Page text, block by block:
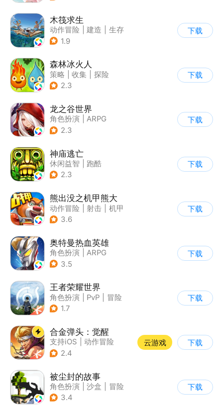
木筏求生
动作冒险 建造
生存
| 写实
1.9
下载
森林冰火人
策略 收集
探险
| 儿童游戏
2.3
下载
龙之谷世界
角色扮演
ARPG
| 奇幻
2.3
下载
神庙逃亡
休闲益智
跑酷
| 欧美风
2.3
下载
熊出没之机甲熊大
动作冒险 射击
机甲
| 熊出没
3.6
下载
奥特曼热血英雄
角色扮演
ARPG
| 动漫改编
3.5
下载
王者荣耀世界
角色扮演 PvP
冒险
| 开放世界
1.7
下载
合金弹头：觉醒
支持iOS
动作冒险
| 射击
2.4
云游戏 下载
被尘封的故事
角色扮演 沙盒
冒险
| 开放世界
3.4
下载